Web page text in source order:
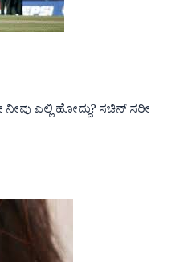
ನೀವು ಎಲ್ಲಿ ಹೋದ್ದು? ಸಚಿನ್ ಸರೀ